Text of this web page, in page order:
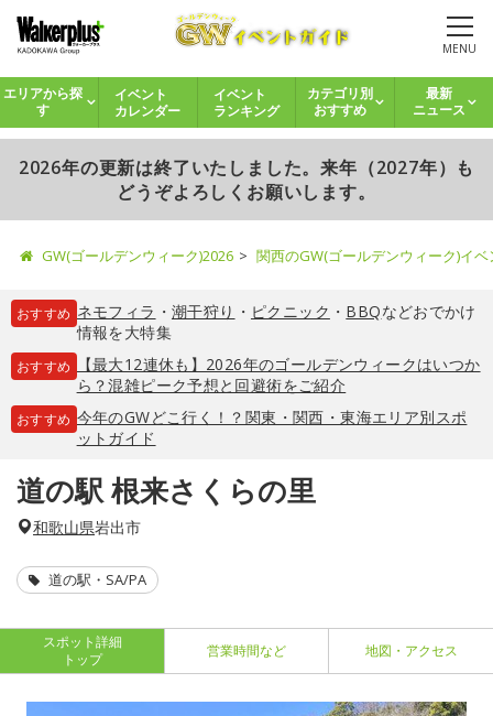
MENU
エリアから探
す
イベント
カレンダー
イベント
ランキング
カテゴリ別
おすすめ
最新
ニュース
2026年の更新は終了いたしました。来年（2027年）も
どうぞよろしくお願いします。
GW(ゴールデンウィーク)2026 関西のGW(ゴールデンウィーク)イ
おすすめ ネモフィラ ・ 潮干狩り ・ ピクニック ・ BBQなどおでかけ
情報を大特集
おすすめ
【最大12連休も】2026年のゴールデンウィークはいつか
ら？混雑ピーク予想と回避術をご紹介
おすすめ 今年のGWどこ行く！？関東・関西・東海エリア別スポ
ットガイド
道の駅 根来さくらの里
和歌山県岩出市
道の駅・SA/PA
スポット詳細
トップ
営業時間など 地図・アクセス